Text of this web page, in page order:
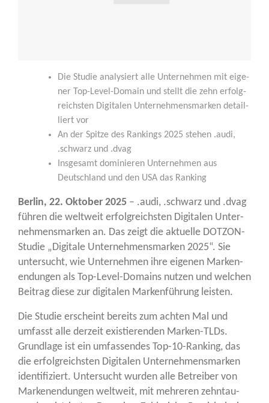
Die Stu­die ana­ly­siert alle Unter­neh­men mit eige­
ner Top-Level-Domain und stellt die zehn erfolg­
reichs­ten Digi­ta­len Unter­neh­mens­mar­ken detail­
liert vor
An der Spit­ze des Ran­kings 2025 ste­hen .audi,
.schwarz und .dvag
Ins­ge­samt domi­nie­ren Unter­neh­men aus
Deutsch­land und den USA das Ranking
Ber­lin, 22. Okto­ber 2025 – .audi, .schwarz und .dvag
füh­ren die welt­weit erfolg­reichs­ten Digi­ta­len Unter­
neh­mens­mar­ken an. Das zeigt die aktu­el­le DOT­ZON-
Stu­die „Digi­ta­le Unter­neh­mens­mar­ken 2025“. Sie
unter­sucht, wie Unter­neh­men ihre eige­nen Mar­ken­
en­dun­gen als Top-Level-Domains nut­zen und wel­chen
Bei­trag die­se zur digi­ta­len Mar­ken­füh­rung leisten.
Die Stu­die erscheint bereits zum ach­ten Mal und
umfasst alle der­zeit exis­tie­ren­den Mar­ken-TLDs.
Grund­la­ge ist ein umfas­sen­des Top-10-Ran­king, das
die erfolg­reichs­ten Digi­ta­len Unter­neh­mens­mar­ken
iden­ti­fi­ziert. Unter­sucht wur­den alle Betrei­ber von
Mar­ken­en­dun­gen welt­weit, mit meh­re­ren zehn­tau­